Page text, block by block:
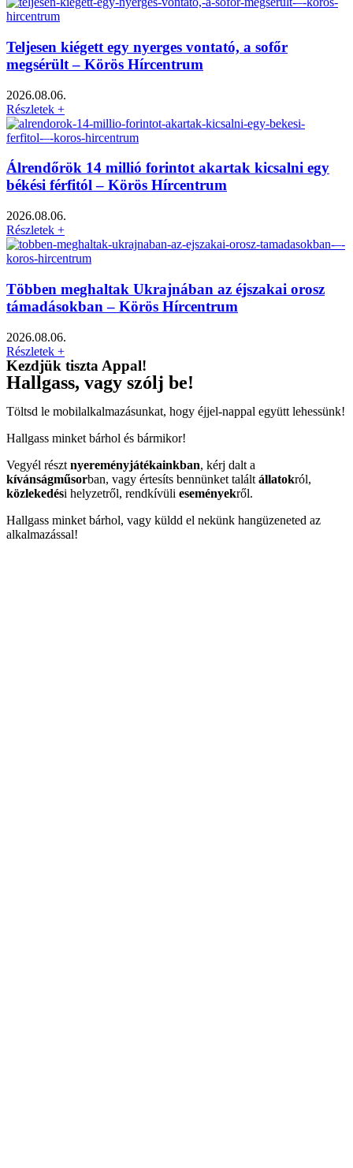
Teljesen kiégett egy nyerges vontató, a sofőr
megsérült – Körös Hírcentrum
2026.08.06.
Részletek +
Álrendőrök 14 millió forintot akartak kicsalni egy
békési férfitól – Körös Hírcentrum
2026.08.06.
Részletek +
Többen meghaltak Ukrajnában az éjszakai orosz
támadásokban – Körös Hírcentrum
2026.08.06.
Részletek +
Kezdjük tiszta Appal!
Hallgass, vagy szólj be!
Töltsd le mobilalkalmazásunkat, hogy éjjel-nappal együtt lehessünk!
Hallgass minket bárhol és bármikor!
Vegyél részt nyereményjátékainkban, kérj dalt a
kívánságműsorban, vagy értesíts bennünket talált állatokról,
közlekedési helyzetről, rendkívüli eseményekről.
Hallgass minket bárhol, vagy küldd el nekünk hangüzeneted az
alkalmazással!